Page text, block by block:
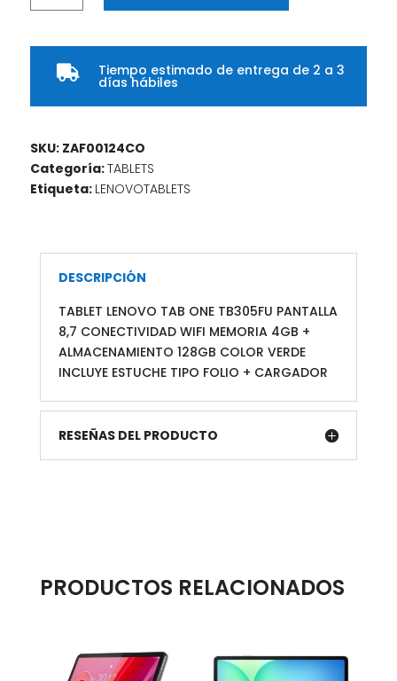
TAB
TB305FU
4GB
128GB
–
Color
Estuche
Cargador
cantidad
 Tiempo estimado de entrega de 2 a 3
días hábiles
SKU: ZAF00124CO
Categoría:TABLETS
Etiqueta: LENOVOTABLETS
DESCRIPCIÓN
TABLET LENOVO TAB ONE TB305FU PANTALLA
8,7 CONECTIVIDAD WIFI MEMORIA 4GB +
ALMACENAMIENTO 128GB COLOR VERDE
INCLUYE ESTUCHE TIPO FOLIO + CARGADOR
RESEÑAS DEL PRODUCTO
PRODUCTOS RELACIONADOS